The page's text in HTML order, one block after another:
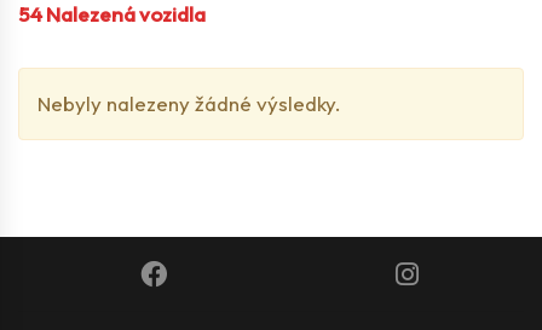
54Nalezená vozidla
Nebyly nalezeny žádné výsledky.